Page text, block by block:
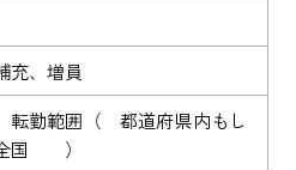
充、増員
勤範囲（ 都道府県内もし
国 ）